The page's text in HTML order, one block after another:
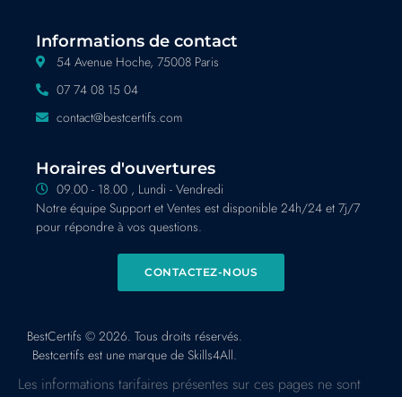
Informations de contact
54 Avenue Hoche, 75008 Paris
07 74 08 15 04
contact@bestcertifs.com
Horaires d'ouvertures
09.00 - 18.00 , Lundi - Vendredi
Notre équipe Support et Ventes est disponible 24h/24 et 7j/7
pour répondre à vos questions.
CONTACTEZ-NOUS
BestCertifs © 2026. Tous droits réservés.
Bestcertifs est une marque de Skills4All.
Les informations tarifaires présentes sur ces pages ne sont